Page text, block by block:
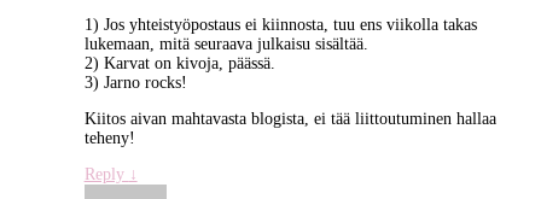
1) Jos yhteistyöpostaus ei kiinnosta, tuu ens viikolla takas
lukemaan, mitä seuraava julkaisu sisältää.
2) Karvat on kivoja, päässä.
3) Jarno rocks!
Kiitos aivan mahtavasta blogista, ei tää liittoutuminen hallaa
teheny!
Reply ↓